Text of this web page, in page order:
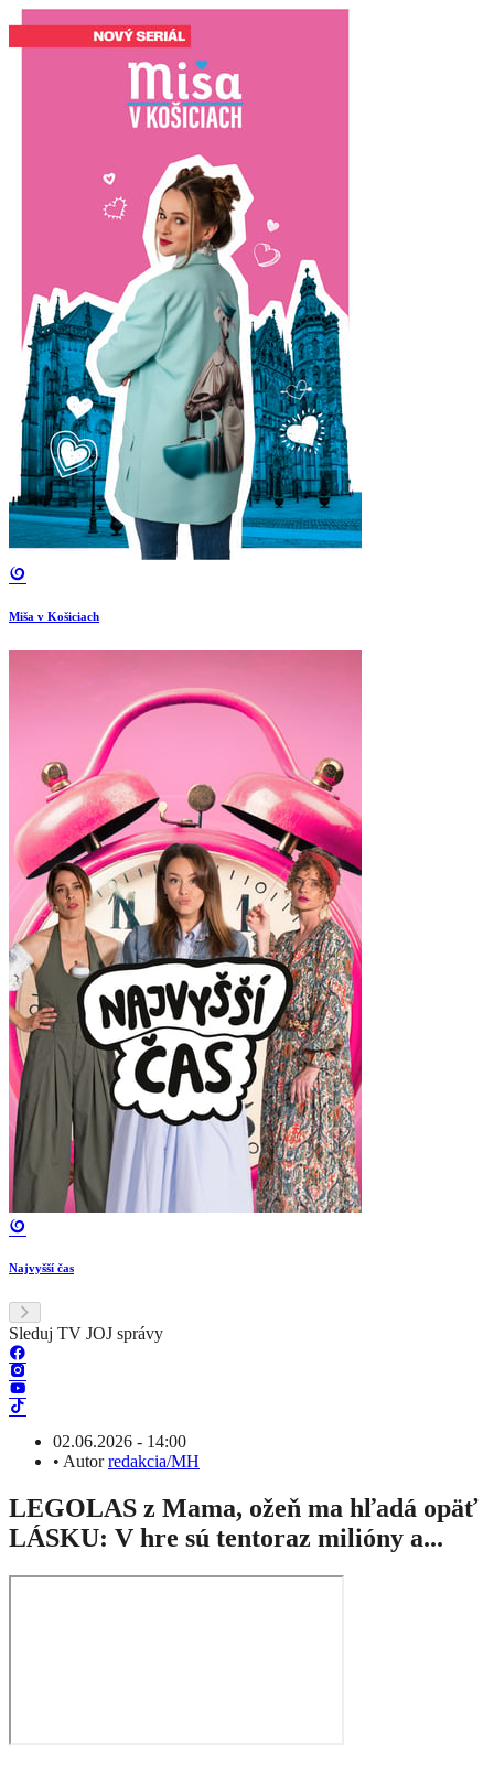
Miša v Košiciach
Najvyšší čas
Sleduj TV JOJ správy
02.06.2026 - 14:00
• Autorredakcia/MH
LEGOLAS z Mama, ožeň ma hľadá opäť
LÁSKU: V hre sú tentoraz milióny a...